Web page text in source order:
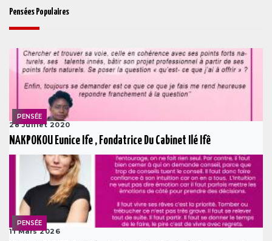
Pensées Populaires
PENSÉE
28 Juillet 2020
NAKPOKOU Eunice Ife , Fondatrice Du Cabinet Ilé Ifê
PENSÉE
11 Mars 2026